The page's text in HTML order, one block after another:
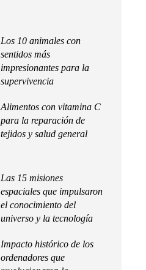
Los 10 animales con
sentidos más
impresionantes para la
supervivencia
Alimentos con vitamina C
para la reparación de
tejidos y salud general
Las 15 misiones
espaciales que impulsaron
el conocimiento del
universo y la tecnología
Impacto histórico de los
ordenadores que